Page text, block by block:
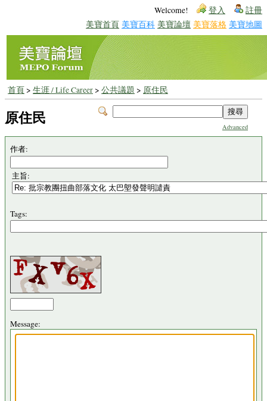
Welcome! 登入 註冊
美寶首頁 美寶百科 美寶論壇 美寶落格 美寶地圖
首頁> 生涯 / Life Career> 公共議題 > 原住民
Advanced
原住民
作者:
主旨:
Tags:
Message: